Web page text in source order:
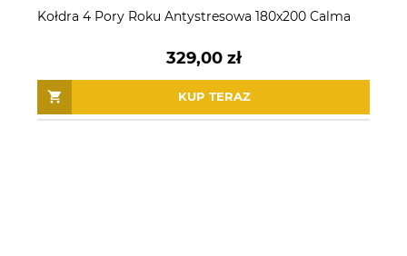
Kołdra 4 Pory Roku Antystresowa 180x200 Calma
329,00 zł
KUP TERAZ